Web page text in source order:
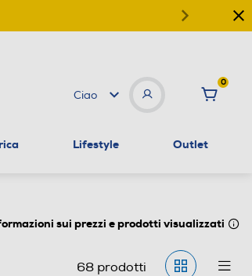
Ciao
0
Lifestyle Outlet
sui prezzi e prodotti visualizzati
68prodotti